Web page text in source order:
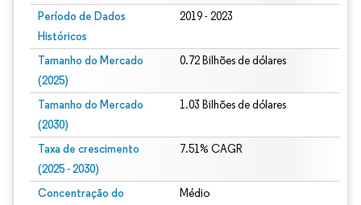
Período de Dados
Históricos
2019 - 2023
Tamanho do Mercado
(2025)
0.72 Bilhões de dólares
Tamanho do Mercado
(2030)
1.03 Bilhões de dólares
Taxa de crescimento
(2025 - 2030)
7.51% CAGR
Concentração do
Médio